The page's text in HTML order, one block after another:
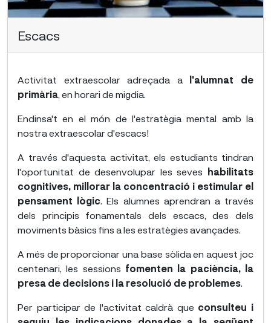
Escacs
Activitat extraescolar adreçada a l'alumnat de
primària, en horari de migdia.
Endinsa't en el món de l'estratègia mental amb la
nostra extraescolar d'escacs!
A través d'aquesta activitat, els estudiants tindran
l'oportunitat de desenvolupar les seves habilitats
cognitives, millorar la concentració i estimular el
pensament lògic. Els alumnes aprendran a través
dels principis fonamentals dels escacs, des dels
moviments bàsics fins a les estratègies avançades.
A més de proporcionar una base sòlida en aquest joc
centenari, les sessions fomenten la paciència, la
presa de decisions i la resolució de problemes.
Per participar de l'activitat caldrà que consulteu i